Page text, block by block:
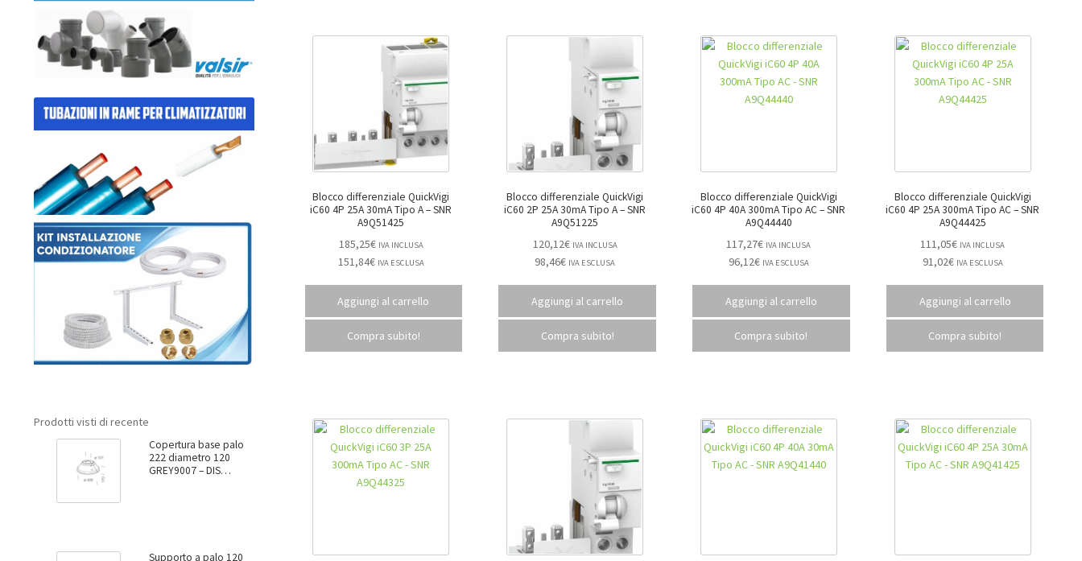
Blocco differenziale QuickVigi
iC60 4P 25A 30mA Tipo A – SNR
A9Q51425
185,25€ IVA INCLUSA
151,84€ IVA ESCLUSA
Aggiungi al carrello
Compra subito!
Blocco differenziale QuickVigi
iC60 2P 25A 30mA Tipo A – SNR
A9Q51225
120,12€ IVA INCLUSA
98,46€ IVA ESCLUSA
Aggiungi al carrello
Compra subito!
Blocco differenziale QuickVigi
iC60 4P 40A 300mA Tipo AC – SNR
A9Q44440
117,27€ IVA INCLUSA
96,12€ IVA ESCLUSA
Aggiungi al carrello
Compra subito!
Blocco differenziale QuickVigi
iC60 4P 25A 300mA Tipo AC – SNR
A9Q44425
111,05€ IVA INCLUSA
91,02€ IVA ESCLUSA
Aggiungi al carrello
Compra subito!
Prodotti visti di recente
Copertura base palo
222 diametro 120
GREY9007 – DIS
Supporto a palo 120